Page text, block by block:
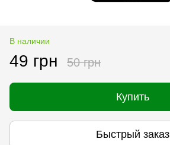
В наличии
49 грн 50 грн
Купить
Быстрый заказ